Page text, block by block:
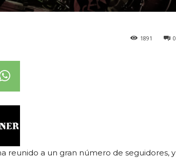
0
1891
reunido a un gran número de seguidores, y